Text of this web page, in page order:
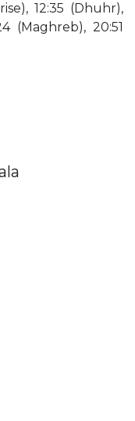
12:35 (Dhuhr),
(Maghreb), 20:51